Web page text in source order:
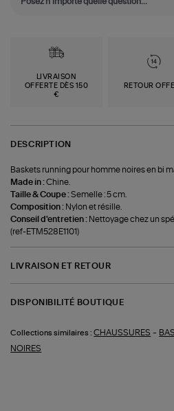
LIVRAISON
OFFERTE DÈS 150
€
RETOUR
DESCRIPTION
Baskets running pour homme noires en bi
Made in :Chine.
Taille & Coupe :Semelle : 5 cm.
Composition : Nylon et résille.
Conseil d'entretien : Nettoyage chez un
(ref-ETM528E1101)
LIVRAISON ET RETOUR
DISPONIBILITÉ BOUTIQUE
Collections similaires : CHAUSSURES -
NOIRES